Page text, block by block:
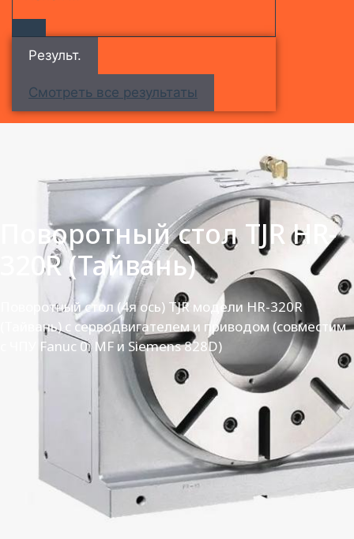
Результ.
Смотреть все результаты
Поворотный стол TJR HR-
320R (Тайвань)
Поворотный стол (4я ось) TJR модели HR-320R
(Тайвань) с серводвигателем и приводом (совместим
с ЧПУ Fanuc 0i MF и Siemens 828D)